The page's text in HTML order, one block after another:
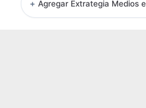
+ Agregar Extrategia Medios